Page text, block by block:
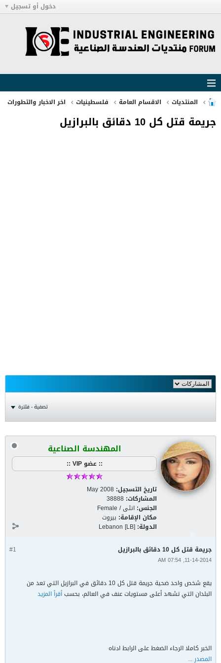
دخول أو تسجيل
المنتديات الاقسام العامة فلسطينيات اخر الاخبار والتطورات
جريمة قتل كل 10 دقائق بالبرازيل
تصفية - فلترة
المهندسة الصناعية
:: عضو VIP ::
تاريخ التسجيل: May 2008
المشاركات: 38888
الجنس: انثى / Female
مكان الإقامة: بيروت
الدولة: Lebanon [LB]
#1 جريمة قتل كل 10 دقائق بالبرازيل
11-14-2014, 07:54 AM
يقع شخص واحد ضحية جريمة قتل كل 10 دقائق في البرازيل التي تعد من
البلدان التي تشهد أعلى مستويات عنف في العالم، بحسبأقرأ المزيد
الخبر كاملا الرجاء الضغط على الرابط ادناه
المصدر ...